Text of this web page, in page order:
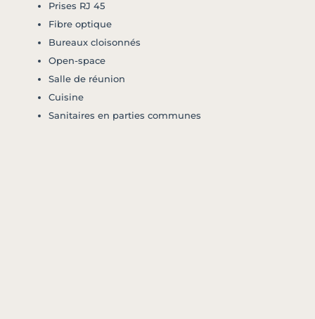
Prises RJ 45
Fibre optique
Bureaux cloisonnés
Open-space
Salle de réunion
Cuisine
Sanitaires en parties communes